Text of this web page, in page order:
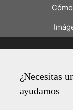
¿Necesitas
ayudamos